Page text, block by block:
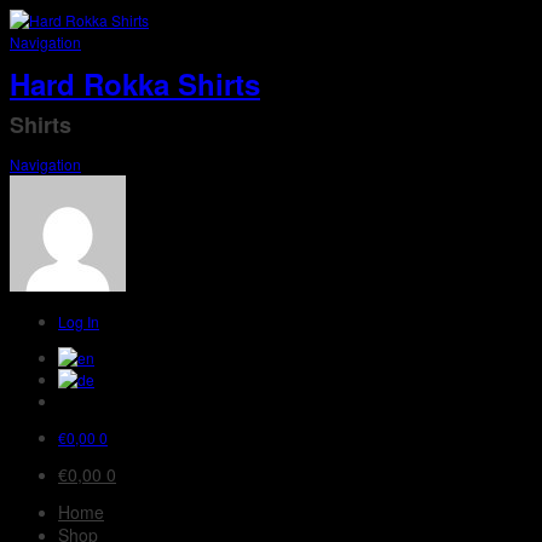
Navigation
Hard Rokka Shirts
Shirts
Navigation
Log In
€0,00 0
€0,00 0
Home
Shop